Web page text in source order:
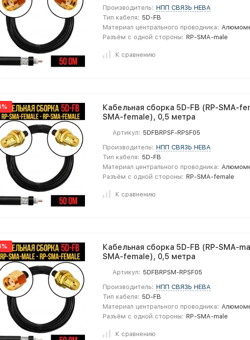
Производитель: НПП СВЯЗЬ НЕВА
Тип кабеля: 5D-FB
Материал центрального проводника:
Разъём с одной стороны: RP-SMA-male
К сравнению
Кабельная сборка 5D-FB (RP-SMA-
SMA-female), 0,5 метра
Артикул: 5DFBRPSF-RPSF05
Производитель: НПП СВЯЗЬ НЕВА
Тип кабеля: 5D-FB
Материал центрального проводника:
Разъём с одной стороны: RP-SMA-female
К сравнению
Кабельная сборка 5D-FB (RP-SMA-
SMA-female), 0,5 метра
Артикул: 5DFBRPSM-RPSF05
Производитель: НПП СВЯЗЬ НЕВА
Тип кабеля: 5D-FB
Материал центрального проводника:
Разъём с одной стороны: RP-SMA-male
К сравнению